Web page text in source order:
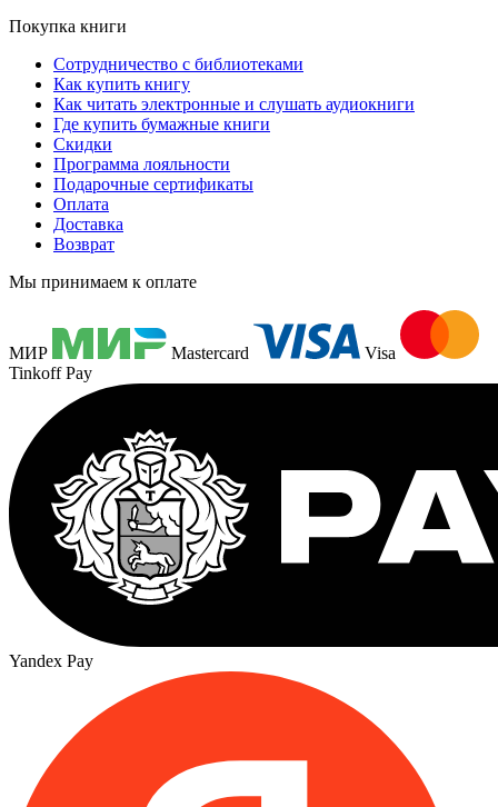
Покупка книги
Сотрудничество с библиотеками
Как купить книгу
Как читать электронные и слушать аудиокниги
Где купить бумажные книги
Скидки
Программа лояльности
Подарочные сертификаты
Оплата
Доставка
Возврат
Мы принимаем к оплате
МИР Mastercard
Visa
Tinkoff Pay
Yandex Pay